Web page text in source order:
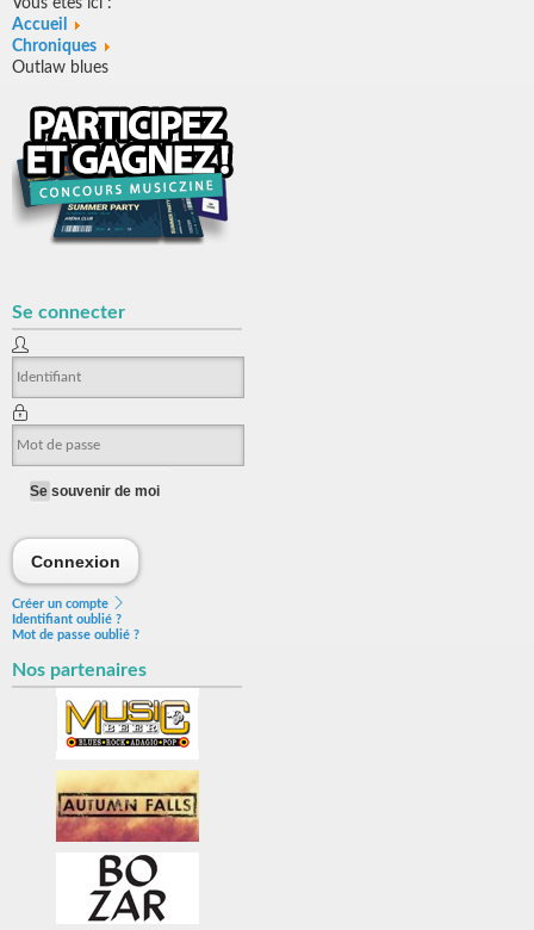
Accueil
Chroniques
Outlaw blues
Se connecter
Se souvenir de moi
Connexion
Créer un compte
Identifiant oublié ?
Mot de passe oublié ?
Nos partenaires